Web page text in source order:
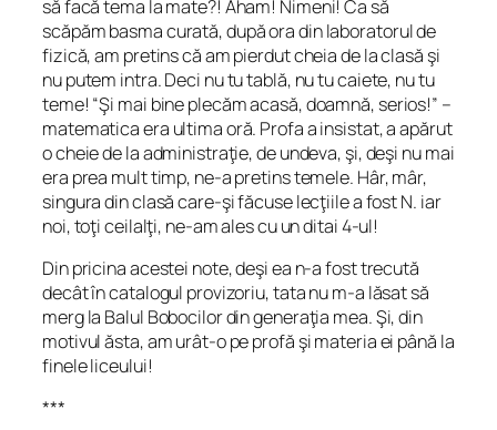
să facă tema la mate?! Aham! Nimeni! Ca să
scăpăm basma curată, după ora din laboratorul de
fizică, am pretins că am pierdut cheia de la clasă şi
nu putem intra. Deci nu tu tablă, nu tu caiete, nu tu
teme! “Şi mai bine plecăm acasă, doamnă, serios!” –
matematica era ultima oră. Profa a insistat, a apărut
o cheie de la administraţie, de undeva, şi, deşi nu mai
era prea mult timp, ne-a pretins temele. Hâr, mâr,
singura din clasă care-şi făcuse lecţiile a fost N. iar
noi, toţi ceilalţi, ne-am ales cu un ditai 4-ul!
Din pricina acestei note, deşi ea n-a fost trecută
decât în catalogul provizoriu, tata nu m-a lăsat să
merg la Balul Bobocilor din generaţia mea. Şi, din
motivul ăsta, am urât-o pe profă şi materia ei până la
finele liceului!
***